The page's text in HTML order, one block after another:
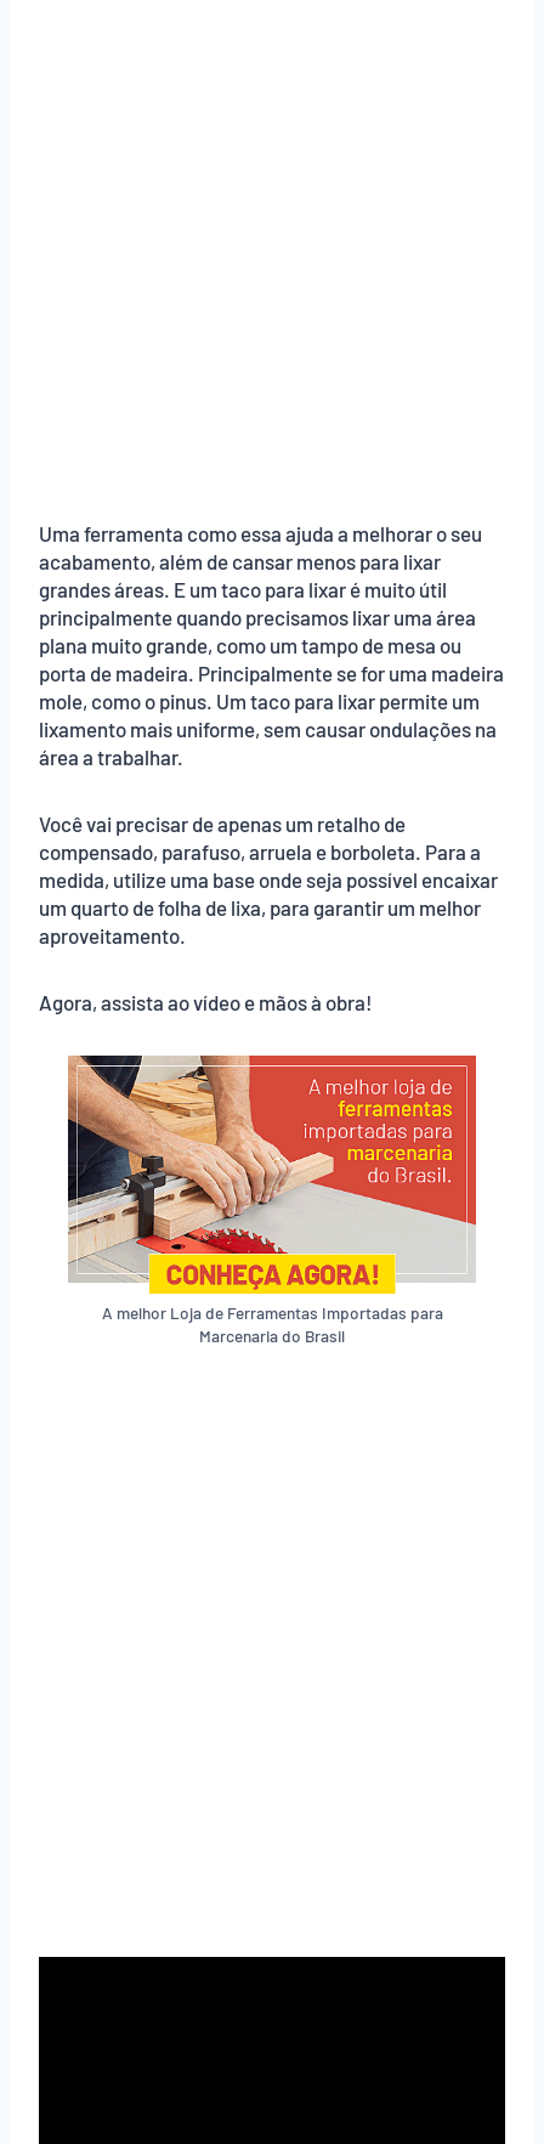
Uma ferramenta como essa ajuda a melhorar o seu
acabamento, além de cansar menos para lixar
grandes áreas. E um taco para lixar é muito útil
principalmente quando precisamos lixar uma área
plana muito grande, como um tampo de mesa ou
porta de madeira. Principalmente se for uma madeira
mole, como o pinus. Um taco para lixar permite um
lixamento mais uniforme, sem causar ondulações na
área a trabalhar.
Você vai precisar de apenas um retalho de
compensado, parafuso, arruela e borboleta. Para a
medida, utilize uma base onde seja possível encaixar
um quarto de folha de lixa, para garantir um melhor
aproveitamento.
Agora, assista ao vídeo e mãos à obra!
A melhor Loja de Ferramentas Importadas para
Marcenaria do Brasil